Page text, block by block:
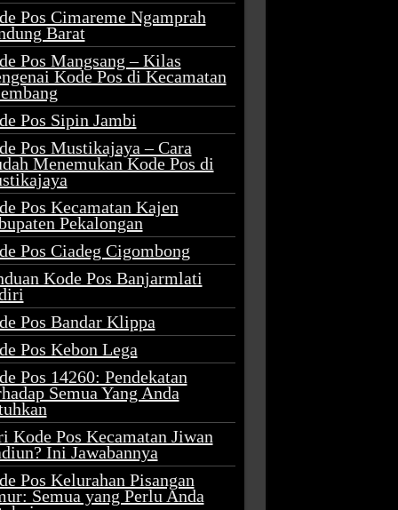
Pos Cimareme Ngamprah
Barat
Pos Mangsang – Kilas
Kode Pos di Kecamatan
Pos Sipin Jambi
Pos Mustikajaya – Cara
Menemukan Kode Pos di
Pos Kecamatan Kajen
Pekalongan
Pos Ciadeg Cigombong
Kode Pos Banjarmlati
Pos Bandar Klippa
Pos Kebon Lega
Pos 14260: Pendekatan
Semua Yang Anda
Kode Pos Kecamatan Jiwan
Ini Jawabannya
Pos Kelurahan Pisangan
Semua yang Perlu Anda